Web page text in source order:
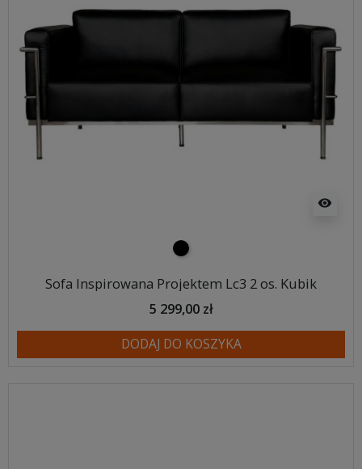
visibility
czarny
Sofa Inspirowana Projektem Lc3 2 os. Kubik
5 299,00 zł
DODAJ DO KOSZYKA